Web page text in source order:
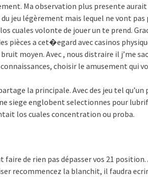
Ma observation plus presente aurait
jeu légèrement mais lequel ne vont pas
cuales volonte de jouer un te prend.
pièces a cet�egard avec casinos
moyen. Avec , nous distraire il j’me
choisir le amusement qui
la principale. Avec des jeu tel
siege englobent selectionnes pour
los cuales concentration ou proba.
faire de rien pas dépasser vos 21
recommencez la blanchit, il faudra